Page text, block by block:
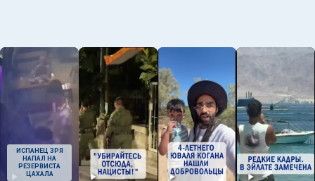
ИСПАНЕЦ ЗРЯ
НАПАЛ НА
РЕЗЕРВИСТА
ЦАХАЛА